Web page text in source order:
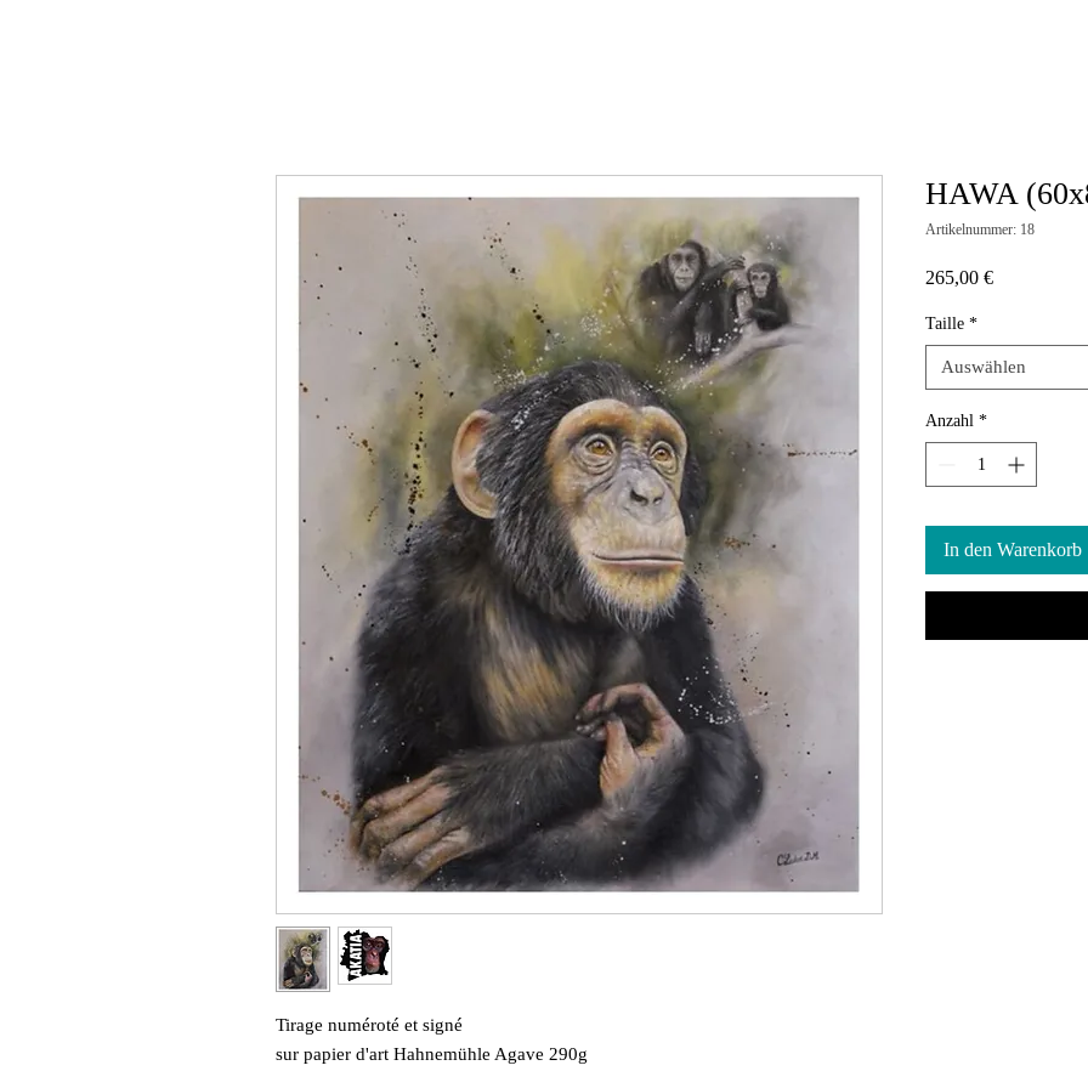
Tirage numéroté et signé
sur papier d'art Hahnemühle Agave 290g
HAWA
Artikelnummer: 18
265,00 €Preis
Taille *
Auswählen
Anzahl *
In den Warenkorb